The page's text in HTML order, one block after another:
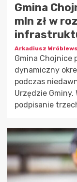
Gmina
mln zł w
Arkadiusz
Gmina Chojnice
dynamiczny
podczas
Urzędzie Gminy.
podpisanie